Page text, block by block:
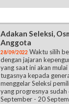
Adakan Seleksi,
Anggota
28/09/2022 Waktu silih
dengan jajaran
yang saat ini akan
tugasnya kepada
menggelar Seleksi
yang progresnya
September - 20